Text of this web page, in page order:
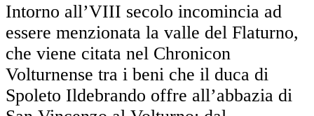
Intorno all’VIII secolo incomincia ad
essere menzionata la valle del Flaturno,
che viene citata nel Chronicon
Volturnense tra i beni che il duca di
Spoleto Ildebrando offre all’abbazia di